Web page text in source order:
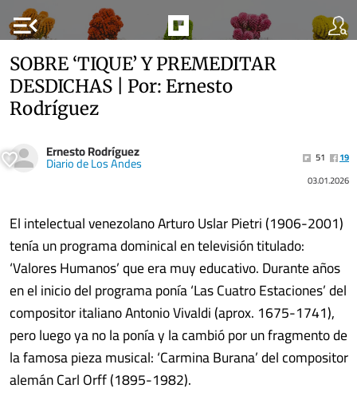
menu_open
SOBRE ‘TIQUE’ Y PREMEDITAR
DESDICHAS | Por: Ernesto
Rodríguez
Ernesto Rodríguez
Diario de Los Andes 51
19
03.01.2026
El intelectual venezolano Arturo Uslar Pietri (1906-2001)
tenía un programa dominical en televisión titulado:
‘Valores Humanos’ que era muy educativo. Durante años
en el inicio del programa ponía ‘Las Cuatro Estaciones’ del
compositor italiano Antonio Vivaldi (aprox. 1675-1741),
pero luego ya no la ponía y la cambió por un fragmento de
la famosa pieza musical: ‘Carmina Burana’ del compositor
alemán Carl Orff (1895-1982).